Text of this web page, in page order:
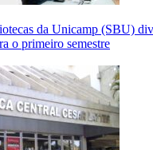
da Unicamp (SBU)
o primeiro semestre